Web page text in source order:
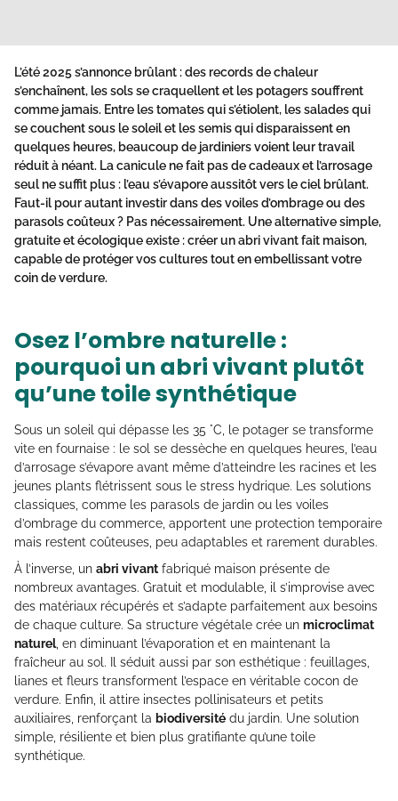
L’été 2025 s’annonce brûlant : des records de chaleur
s’enchaînent, les sols se craquellent et les potagers souffrent
comme jamais. Entre les tomates qui s’étiolent, les salades qui
se couchent sous le soleil et les semis qui disparaissent en
quelques heures, beaucoup de jardiniers voient leur travail
réduit à néant. La canicule ne fait pas de cadeaux et l’arrosage
seul ne suffit plus : l’eau s’évapore aussitôt vers le ciel brûlant.
Faut-il pour autant investir dans des voiles d’ombrage ou des
parasols coûteux ? Pas nécessairement. Une alternative simple,
gratuite et écologique existe : créer unabri vivant fait maison,
capable de protéger vos cultures tout en embellissant votre
coin de verdure.
Osez l’ombre naturelle :
pourquoi un abri vivant plutôt
qu’une toile synthétique
Sous un soleil qui dépasse les 35 °C, le potager se transforme
vite en fournaise : le sol se dessèche en quelques heures, l’eau
d’arrosage s’évapore avant même d’atteindre les racines et les
jeunes plants flétrissent sous le stress hydrique. Les solutions
classiques, comme les parasols de jardin ou les voiles
d’ombrage du commerce, apportent une protection temporaire
mais restent coûteuses, peu adaptables et rarement durables.
À l’inverse, un abri vivant fabriqué maison présente de
nombreux avantages. Gratuit et modulable, il s’improvise avec
des matériaux récupérés et s’adapte parfaitement aux besoins
de chaque culture. Sa structure végétale crée un microclimat
naturel, en diminuant l’évaporation et en maintenant la
fraîcheur au sol. Il séduit aussi par son esthétique : feuillages,
lianes et fleurs transforment l’espace en véritable cocon de
verdure. Enfin, il attire insectes pollinisateurs et petits
auxiliaires, renforçant la biodiversité du jardin. Une solution
simple, résiliente et bien plus gratifiante qu’une toile
synthétique.